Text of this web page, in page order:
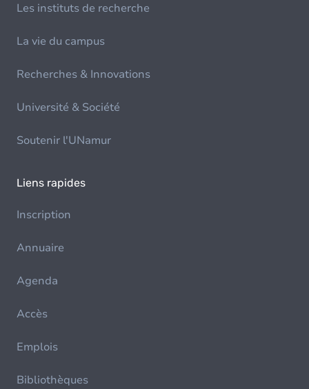
Les instituts de recherche
La vie du campus
Recherches & Innovations
Université & Société
Soutenir l'UNamur
Liens rapides
Inscription
Annuaire
Agenda
Accès
Emplois
Bibliothèques